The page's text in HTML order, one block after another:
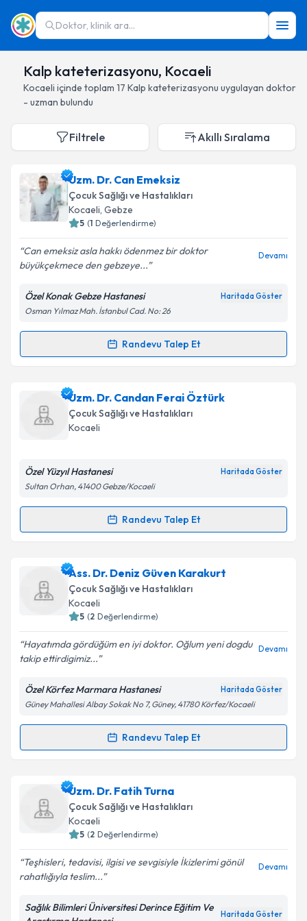
Doktor, klinik ara...
Kalp kateterizasyonu, Kocaeli
Kocaeli içinde toplam 17 Kalp kateterizasyonu uygulayan doktor
- uzman bulundu
Filtrele Akıllı Sıralama
Uzm. Dr. Can Emeksiz
Çocuk Sağlığı ve Hastalıkları
Kocaeli, Gebze
5 (1 Değerlendirme)
Can emeksiz asla hakkı ödenmez bir doktor
büyükçekmece den gebzeye...
Devamı
Özel Konak Gebze Hastanesi Haritada Göster
Osman Yılmaz Mah. İstanbul Cad. No: 26
Randevu Talep Et
Randevu Takvimi Talebi
Uzm. Dr. Can Emeksiziçin randevu takvimi talebi
oluşturun. Size bu uzmandan randevu almanız için bir
takvim hazırlandığında e-posta ile bilgilendireceğiz.
Kişisel verilerimin işlenmesine ilişkin
Metni'ni okudum ve kişisel verilerimin belirtilen
Takvim Talebini Gönder
Uzm. Dr. Candan Ferai Öztürk
Çocuk Sağlığı ve Hastalıkları
Kocaeli
Özel Yüzyıl Hastanesi Haritada Göster
Sultan Orhan, 41400 Gebze/Kocaeli
Randevu Talep Et
Randevu Takvimi Talebi
Uzm. Dr. Candan Ferai Öztürkiçin randevu takvimi
talebi oluşturun. Size bu uzmandan randevu almanız
için bir takvim hazırlandığında e-posta ile
bilgilendireceğiz.
E-posta Adresiniz
Kişisel verilerimin işlenmesine ilişkinAydınlatma
Metni'ni okudum ve kişisel verilerimin belirtilen
kapsamda işlenmesini kabul ediyorum.
Ass. Dr. Deniz Güven Karakurt
Çocuk Sağlığı ve Hastalıkları
Kocaeli
5 (2 Değerlendirme)
Hayatımda gördüğüm en iyi doktor. Oğlum yeni dogdu
takip ettirdigimiz...
Devamı
Özel Körfez Marmara Hastanesi Haritada Göster
Güney Mahallesi Albay Sokak No 7, Güney, 41780 Körfez/Kocaeli
Randevu Talep Et
Randevu Takvimi Talebi
Ass. Dr. Deniz Güven Karakurt
talebi oluşturun. Size bu uzmandan randevu almanız
için bir takvim hazırlandığında e-posta ile
bilgilendireceğiz.
E-posta Adresiniz
Uzm. Dr. Fatih Turna
Çocuk Sağlığı ve Hastalıkları
Kocaeli
5 (2 Değerlendirme)
Teşhisleri, tedavisi, ilgisi ve sevgisiyle İkizlerimi gönül
rahatlığıyla teslim...
Devamı
Sağlık Bilimleri Üniversitesi Derince Eğitim Ve
Haritada Göster